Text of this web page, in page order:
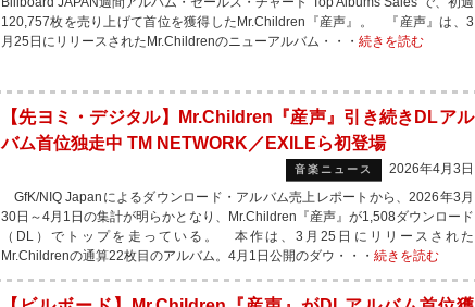
120,757枚を売り上げて首位を獲得したMr.Children『産声』。 『産声』は、3
月25日にリリースされたMr.Childrenのニューアルバム・・・ 続きを読む
【先ヨミ・デジタル】Mr.Children『産声』引き続きDLアル
バム首位独走中 TM NETWORK／EXILEら初登場
音楽ニュース
2026年4月3日
GfK/NIQ Japanによるダウンロード・アルバム売上レポートから、2026年3月
30日～4月1日の集計が明らかとなり、Mr.Children『産声』が1,508ダウンロード
（DL）でトップを走っている。 本作は、3月25日にリリースされた
Mr.Childrenの通算22枚目のアルバム。4月1日公開のダウ・・・ 続きを読む